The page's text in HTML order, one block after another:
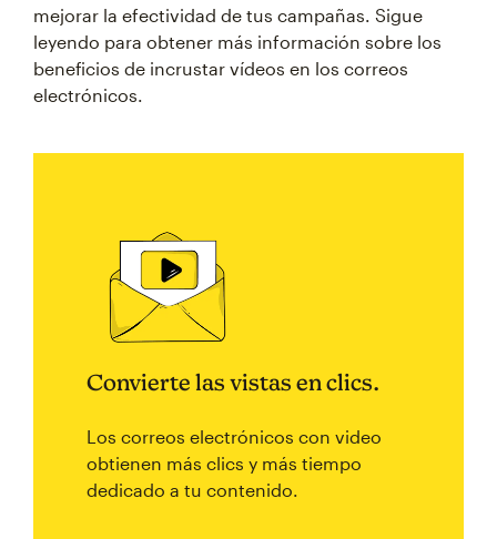
mejorar la efectividad de tus campañas. Sigue
leyendo para obtener más información sobre los
beneficios de incrustar vídeos en los correos
electrónicos.
Convierte las vistas en clics.
Los correos electrónicos con video
obtienen más clics y más tiempo
dedicado a tu contenido.